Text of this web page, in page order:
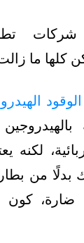
شركات
كلها ما
لكنه
من
ضارة، كون